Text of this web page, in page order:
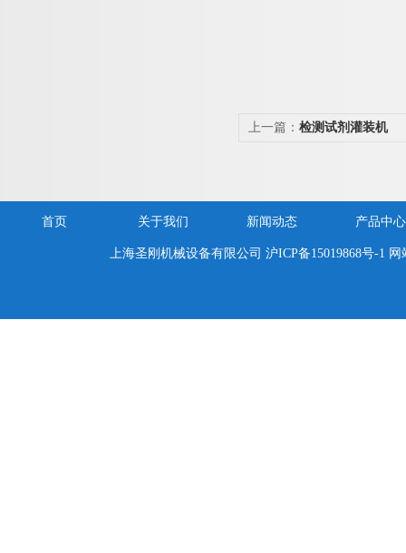
上一篇： 检测试剂灌装机
首页 关于我们 新闻动态 产品中心
上海圣刚机械设备有限公司沪ICP备15019868号-1 网